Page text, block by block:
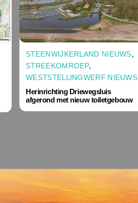
STEENWIJKERLAND NIEUWS,
STREEKOMROEP,
WESTSTELLINGWERF NIEUWS
Herinrichting Driewegsluis
afgerond met nieuw toiletgebouw